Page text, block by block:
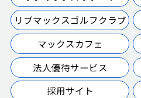
リブマックスゴルフクラブ
マックスカフェ
法人優待サービス
採用サイト